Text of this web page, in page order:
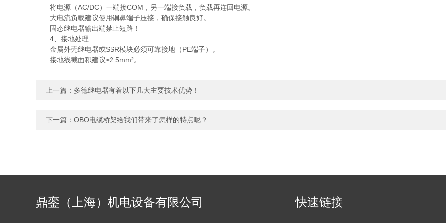
将电源（AC/DC）一端接COM，另一端接负载，负载再连回电源。
大电流负载建议使用铜鼻端子压接，确保接触良好。
固态继电器输出端禁止短路！
4、接地处理
金属外壳继电器或SSR模块必须可靠接地（PE端子）。
接地线截面积建议≥2.5mm²。
上一篇： 多德继电器有着以下几大主要技术优势！
下一篇： OBO电缆桥架给我们带来了怎样的特点呢？
鼎銮（上海）机电设备有限公司 快速链接